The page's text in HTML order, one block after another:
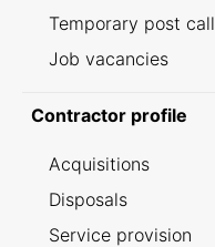
Temporary post call
Job vacancies
Contractor profile
Acquisitions
Disposals
Service provision